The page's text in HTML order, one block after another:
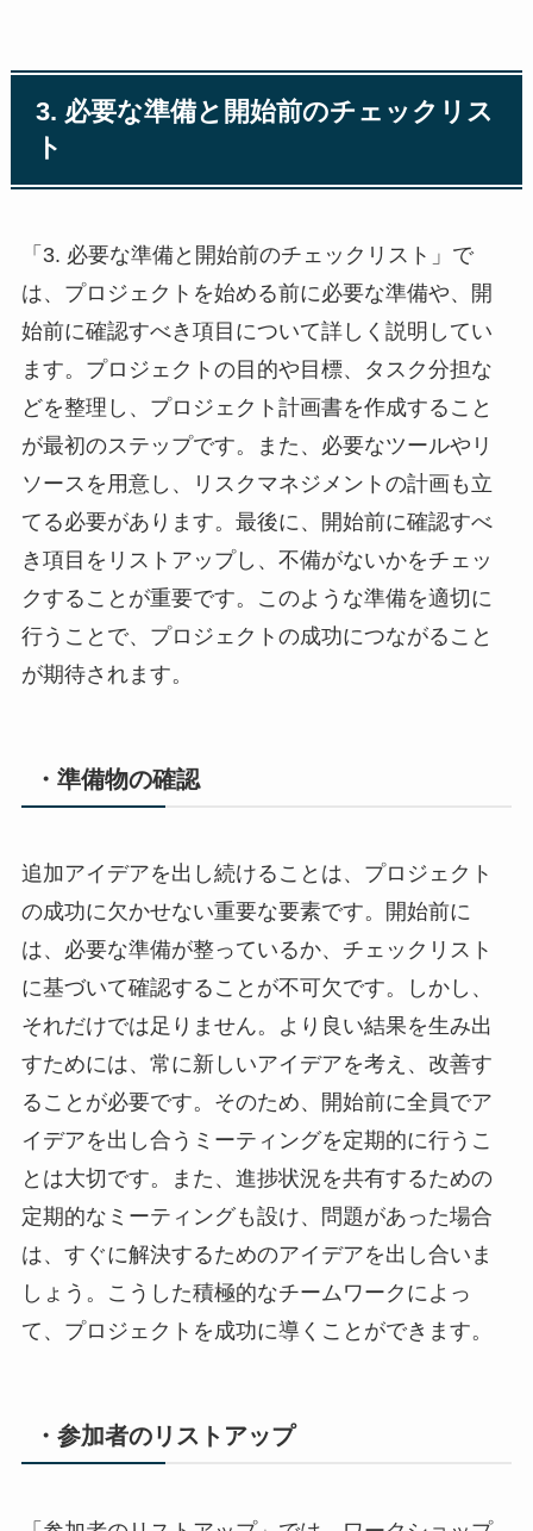
3. 必要な準備と開始前のチェックリス
ト
「3. 必要な準備と開始前のチェックリスト」で
は、プロジェクトを始める前に必要な準備や、開
始前に確認すべき項目について詳しく説明してい
ます。プロジェクトの目的や目標、タスク分担な
どを整理し、プロジェクト計画書を作成すること
が最初のステップです。また、必要なツールやリ
ソースを用意し、リスクマネジメントの計画も立
てる必要があります。最後に、開始前に確認すべ
き項目をリストアップし、不備がないかをチェッ
クすることが重要です。このような準備を適切に
行うことで、プロジェクトの成功につながること
が期待されます。
・準備物の確認
追加アイデアを出し続けることは、プロジェクト
の成功に欠かせない重要な要素です。開始前に
は、必要な準備が整っているか、チェックリスト
に基づいて確認することが不可欠です。しかし、
それだけでは足りません。より良い結果を生み出
すためには、常に新しいアイデアを考え、改善す
ることが必要です。そのため、開始前に全員でア
イデアを出し合うミーティングを定期的に行うこ
とは大切です。また、進捗状況を共有するための
定期的なミーティングも設け、問題があった場合
は、すぐに解決するためのアイデアを出し合いま
しょう。こうした積極的なチームワークによっ
て、プロジェクトを成功に導くことができます。
・参加者のリストアップ